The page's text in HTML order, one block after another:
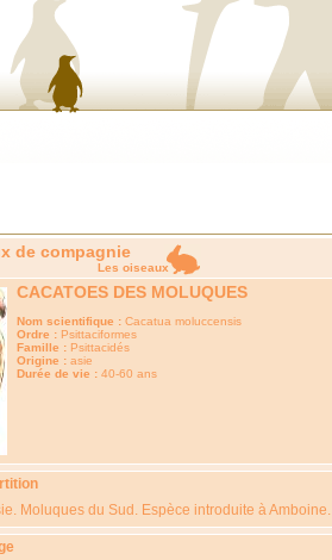
de compagnie
Les oiseaux
CACATOES DES MOLUQUES
Nom scientifique : Cacatua moluccensis
Ordre : Psittaciformes
Famille : Psittacidés
Origine : asie
Durée de vie : 40-60 ans
Moluques du Sud. Espèce introduite à Amboine.